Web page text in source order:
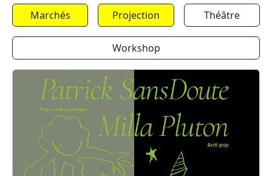
Marchés Projection Théâtre
Workshop